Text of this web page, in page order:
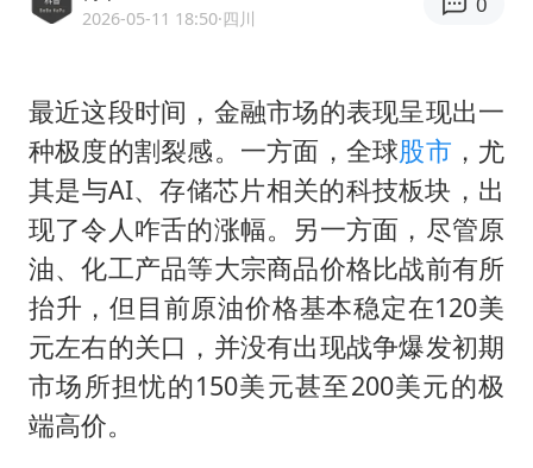
上海有出现龙卷潜势
广西公开征集涉黑涉恶犯罪线索
中国第1高楼阻尼器摆动明显
上海大部迎大暴雨
国足U17与阿森纳决赛取消 并列冠军
上门女婿出轨女邻居多年被判重婚罪
构建更高水平的全民健身公共服务体系
王艺迪2-4不敌张本美和止步4强
2026-05-11 18:50·四川
最近这段时间，金融市场的表现呈现出一
种极度的割裂感。一方面，全球股市 ，尤
其是与AI、存储芯片相关的科技板块，出
现了令人咋舌的涨幅。另一方面，尽管原
油、化工产品等大宗商品价格比战前有所
抬升，但目前原油价格基本稳定在120美
元左右的关口，并没有出现战争爆发初期
市场所担忧的150美元甚至200美元的极
端高价。